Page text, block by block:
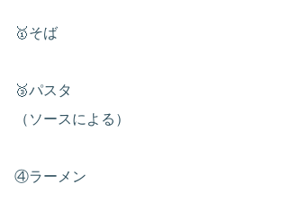
🥇そば
🥉パスタ
（ソースによる）
④ラーメン